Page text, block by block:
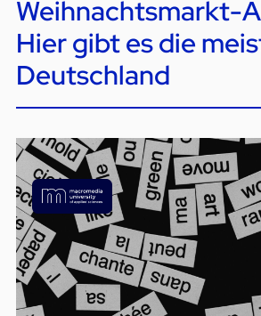
Weihnachtsmarkt-
Hier gibt es die
Deutschland